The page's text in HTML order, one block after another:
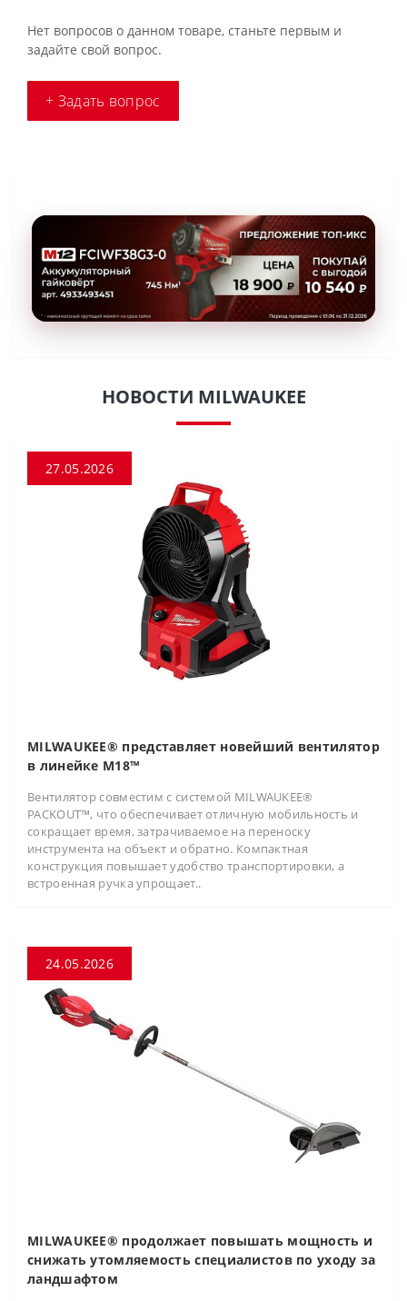
Нет вопросов о данном товаре, станьте первым и
задайте свой вопрос.
+ Задать вопрос
НОВОСТИ MILWAUKEE
27.05.2026
MILWAUKEE® представляет новейший вентилятор
в линейке M18™
Вентилятор совместим с системой MILWAUKEE®
PACKOUT™, что обеспечивает отличную мобильность и
сокращает время, затрачиваемое на переноску
инструмента на объект и обратно. Компактная
конструкция повышает удобство транспортировки, а
встроенная ручка упрощает..
24.05.2026
MILWAUKEE® продолжает повышать мощность и
снижать утомляемость специалистов по уходу за
ландшафтом